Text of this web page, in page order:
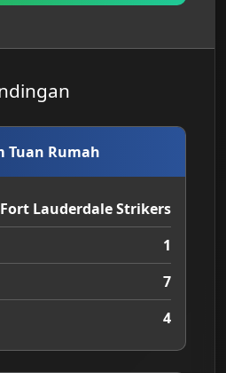
Tuan Rumah
Fort Lauderdale Strikers
1
7
4